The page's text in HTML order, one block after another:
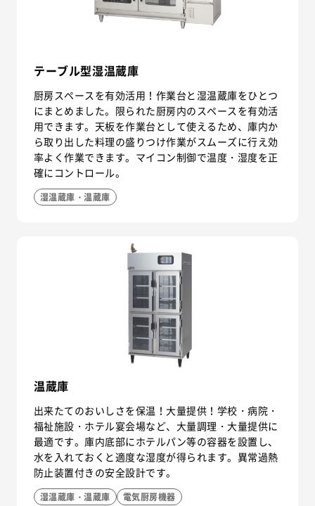
テーブル型湿温蔵庫
厨房スペースを有効活用！作業台と湿温蔵庫をひとつ
にまとめました。限られた厨房内のスペースを有効活
用できます。天板を作業台として使えるため、庫内か
ら取り出した料理の盛りつけ作業がスムーズに行え効
率よく作業できます。マイコン制御で温度・湿度を正
確にコントロール。
湿温蔵庫・温蔵庫
温蔵庫
出来たてのおいしさを保温！大量提供！学校・病院・
福祉施設・ホテル宴会場など、大量調理・大量提供に
最適です。庫内底部にホテルパン等の容器を設置し、
水を入れておくと適度な湿度が得られます。異常過熱
防止装置付きの安全設計です。
湿温蔵庫・温蔵庫 電気厨房機器